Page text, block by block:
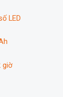
LED
giờ